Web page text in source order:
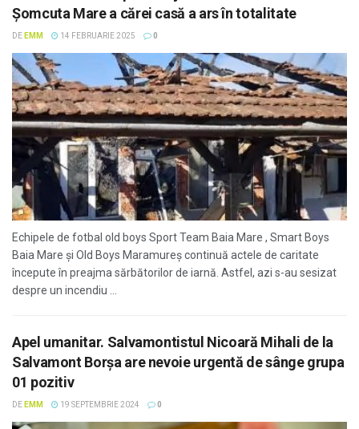
Șomcuta Mare a cărei casă a ars în totalitate
DE EMM 14 FEBRUARIE 2025 0
Echipele de fotbal old boys Sport Team Baia Mare , Smart Boys
Baia Mare și Old Boys Maramureș continuă actele de caritate
începute în preajma sărbătorilor de iarnă. Astfel, azi s-au sesizat
despre un incendiu ...
Apel umanitar. Salvamontistul Nicoară Mihali de la
Salvamont Borșa are nevoie urgentă de sânge grupa
01 pozitiv
DE EMM 19 SEPTEMBRIE 2024 0